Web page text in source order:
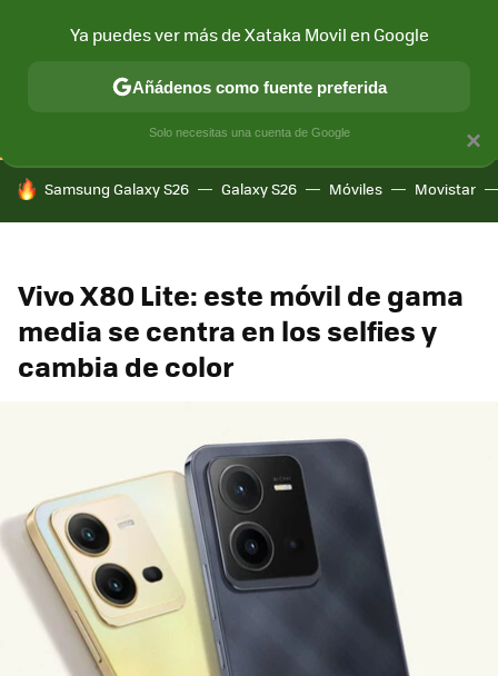
CONECTIVIDAD MÓVIL Y SOCIEDAD APLICACIONES
HOY SE HABLA DE
Samsung Galaxy S26 Galaxy S26 Móviles Movistar
Vivo X80 Lite: este móvil de gama
media se centra en los selfies y
cambia de color
×
Ya puedes ver más de Xataka Movil en Google
Añádenos como fuente preferida
Solo necesitas una cuenta de Google